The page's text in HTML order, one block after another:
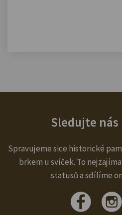
Sledujte
Spravujeme sice historické
brkem u svíček. To
statusů a sdílíme